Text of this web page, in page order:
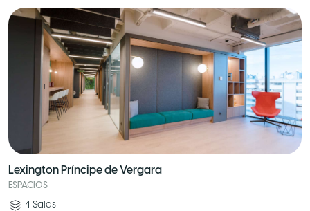
Lexington Príncipe de Vergara
ESPACIOS
4 Salas